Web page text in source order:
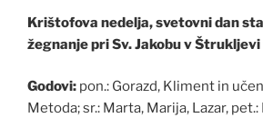
Krištofova nedelja, svetovni dan
žegnanje pri Sv. Jakobu v Štrukljevi
Godovi: pon.: Gorazd, Kliment in
Metoda; sr.: Marta, Marija, Lazar,